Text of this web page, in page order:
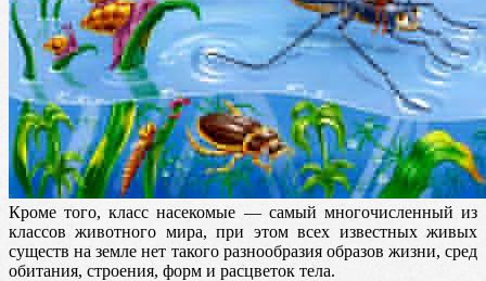
Кроме того, класс насекомые — самый многочисленный из
классов животного мира, при этом всех известных живых
существ на земле нет такого разнообразия образов жизни, сред
обитания, строения, форм и расцветок тела.